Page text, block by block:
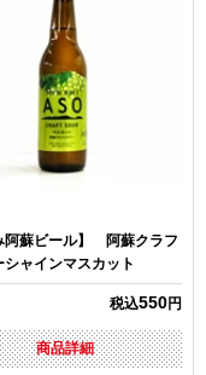
阿蘇ビール】 阿蘇クラフ
シャインマスカット
税込550円
商品詳細